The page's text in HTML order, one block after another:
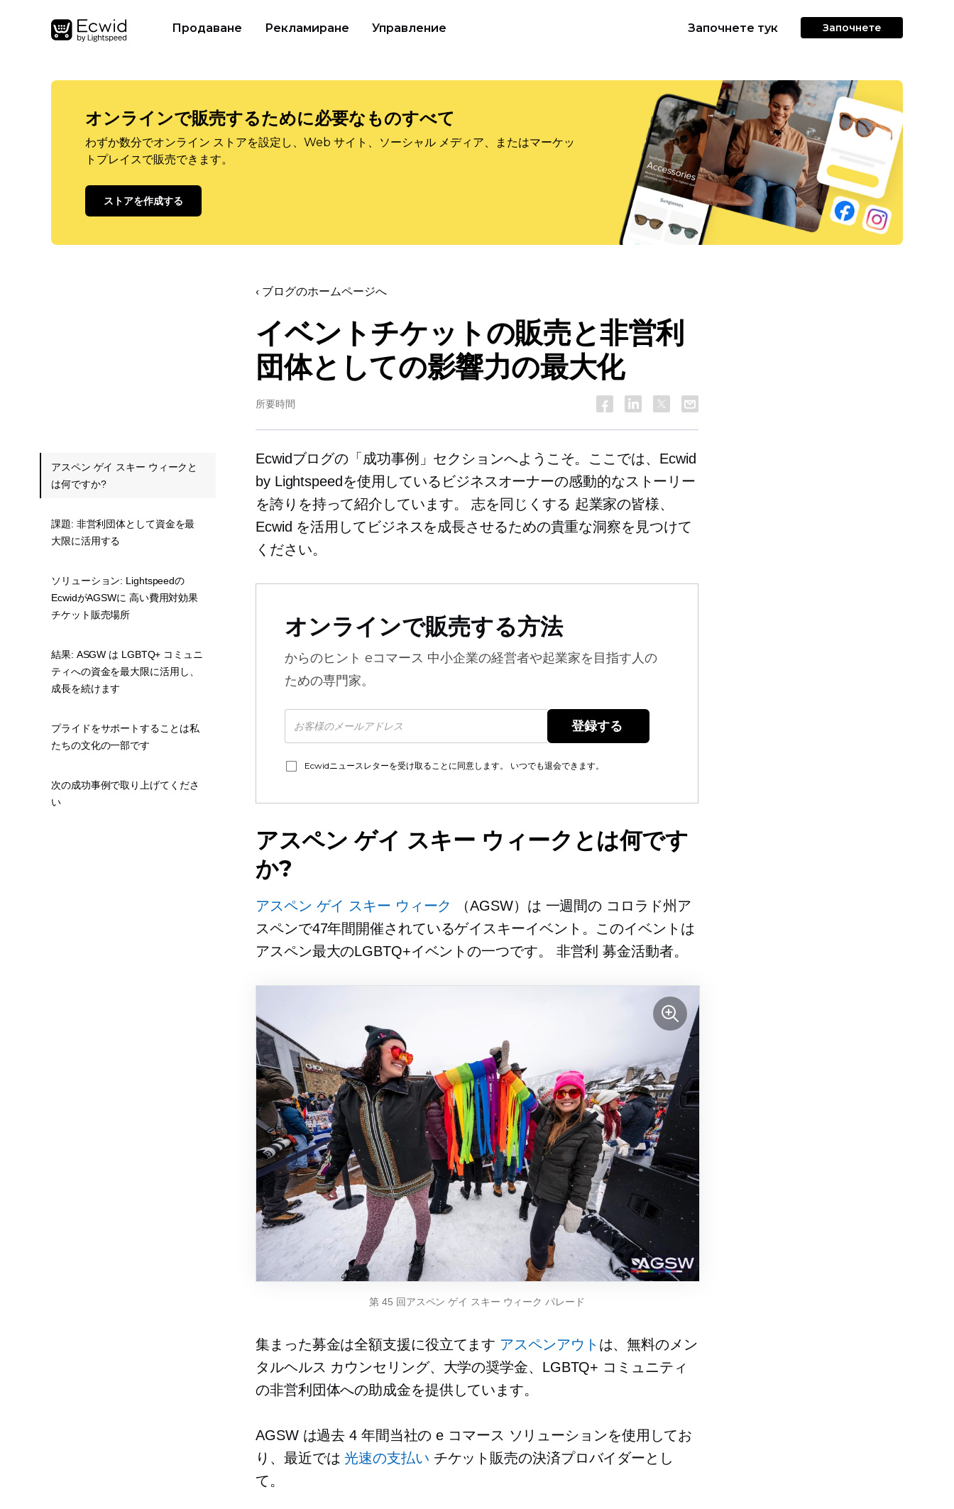
Продаване Рекламиране Управление Започнете тук Започнете
オンラインで販売するために必要なものすべて
わずか数分でオンライン ストアを設定し、Web サイト、ソーシャル メディア、またはマーケッ
トプレイスで販売できます。
ストアを作成する
‹ ブログのホームページへ
イベントチケットの販売と非営利
団体としての影響力の最大化
所要時間
Ecwidブログの「成功事例」セクションへようこそ。ここでは、Ecwid
by Lightspeedを使用しているビジネスオーナーの感動的なストーリー
を誇りを持って紹介しています。志を同じくする 起業家の皆様、
Ecwid を活用してビジネスを成長させるための貴重な洞察を見つけて
ください。
オンラインで販売する方法
からのヒント eコマース 中小企業の経営者や起業家を目指す人の
ための専門家。
Ecwidニュースレターを受け取ることに同意します。 いつでも退会できます。
アスペン ゲイ スキー ウィークとは何です
か?
アスペン ゲイ スキー ウィーク （AGSW）は 一週間の コロラド州ア
スペンで47年間開催されているゲイスキーイベント。このイベントは
アスペン最大のLGBTQ+イベントの一つです。 非営利 募金活動者。
第 45 回アスペン ゲイ スキー ウィーク パレード
集まった募金は全額支援に役立てます アスペンアウト は、無料のメン
タルヘルス カウンセリング、大学の奨学金、LGBTQ+ コミュニティ
の非営利団体への助成金を提供しています。
AGSW は過去 4 年間当社の e コマース ソリューションを使用してお
り、最近では光速の支払い チケット販売の決済プロバイダーとし
て。
アスペン ゲイ スキー ウィークと
は何ですか?
課題: 非営利団体として資金を最
大限に活用する
ソリューション: Lightspeedの
EcwidがAGSWに 高い費用対効果
チケット販売場所
結果: ASGW は LGBTQ+ コミュニ
ティへの資金を最大限に活用し、
成長を続けます
プライドをサポートすることは私
たちの文化の一部です
次の成功事例で取り上げてくださ
い